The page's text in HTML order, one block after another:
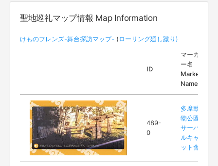
聖地巡礼マップ情報 Map Information
けものフレンズ-舞台探訪マップ- (ローリング廻し蹴り)
ID
マーカ
ー名
Marker
Name
489-
0
多摩動
物公園
サーバ
ルキャ
ット舎